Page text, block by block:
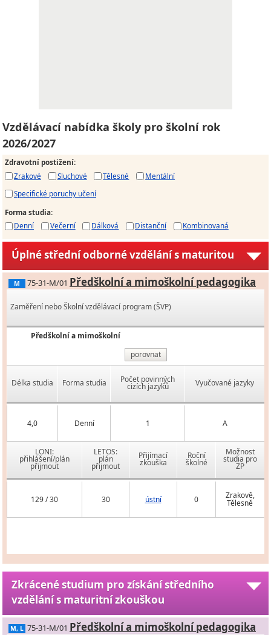
Vzdělávací nabídka školy pro školní rok
2026/2027
Zdravotní postižení:
Zrakové
Sluchové Tělesné
Mentální
Specifické poruchy učení
Forma studia:
Denní
Večerní Dálková Distanční Kombinovaná
Úplné střední odborné vzdělání s maturitou
M 75-31-M/01 Předškolní a mimoškolní pedagogika
Zaměření nebo Školní vzdělávací program (ŠVP)
Předškolní a mimoškolní
porovnat
Délka studia Forma studia Počet povinných
cizích jazyků Vyučované jazyky
4,0 Denní 1 A
LONI:
přihlášení/plán
přijmout
LETOS:
plán
přijmout
Přijímací
zkouška
Roční
školné
Možnost
studia pro
ZP
129 / 30 30 ústní 0 Zrakově,
Tělesně
Zkrácené studium pro získání středního
vzdělání s maturitní zkouškou
M, L 75-31-M/01 Předškolní a mimoškolní pedagogika